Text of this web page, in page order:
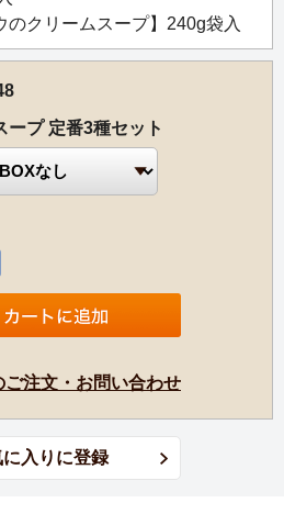
のクリームスープ】240g袋入
ープ 定番3種セット
ご注文・お問い合わせ